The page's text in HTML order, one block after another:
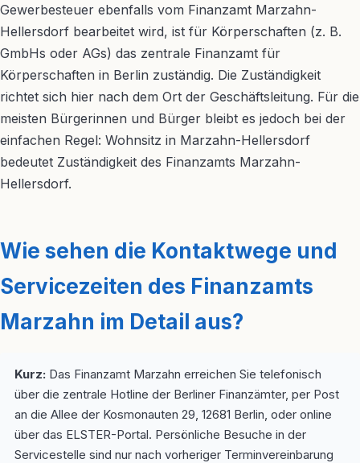
Gewerbesteuer ebenfalls vom Finanzamt Marzahn-
Hellersdorf bearbeitet wird, ist für Körperschaften (z. B.
GmbHs oder AGs) das zentrale Finanzamt für
Körperschaften in Berlin zuständig. Die Zuständigkeit
richtet sich hier nach dem Ort der Geschäftsleitung. Für die
meisten Bürgerinnen und Bürger bleibt es jedoch bei der
einfachen Regel: Wohnsitz in Marzahn-Hellersdorf
bedeutet Zuständigkeit des Finanzamts Marzahn-
Hellersdorf.
Wie sehen die Kontaktwege und
Servicezeiten des Finanzamts
Marzahn im Detail aus?
Kurz: Das Finanzamt Marzahn erreichen Sie telefonisch
über die zentrale Hotline der Berliner Finanzämter, per Post
an die Allee der Kosmonauten 29, 12681 Berlin, oder online
über das ELSTER-Portal. Persönliche Besuche in der
Servicestelle sind nur nach vorheriger Terminvereinbarung